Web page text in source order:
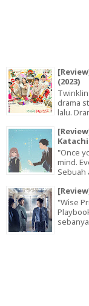
(2023)
drama
lalu.
Katachi
"Once
mind.
Sebuah
"Wise